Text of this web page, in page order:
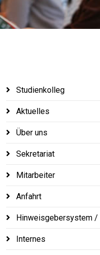
Studienkolleg
Aktuelles
Über uns
Sekretariat
Mitarbeiter
Anfahrt
Hinweisgebersystem
Internes